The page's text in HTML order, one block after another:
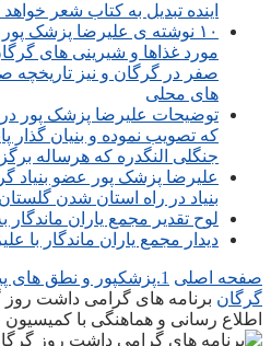
اینده تبدیل به کتاب شعر
۱۰ نوشته ی علیرضا پزشک
مورد غذاها و شیرینی های
صفر در گرگان و نیز تاریخچه
های محلی
جنگلی النگدره که هرساله
علیرضا پزشک پور عضو بنیاد
بنیاد در راه استان شدن گلستان
لوح تقدیر مجمع یاران
دیدار مجمع یاران ماندگار با
صفحه اصلی
1.پزشکپور و نطق های
گرگان برنامه های گرامی داشت روز
اطلاع رسانی و هماهنگی با کمیسیون